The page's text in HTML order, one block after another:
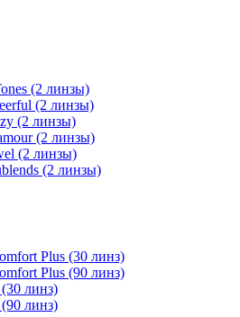
(2 линзы)
(2 линзы)
(2 линзы)
(2 линзы)
(2 линзы)
(2 линзы)
Plus (30 линз)
Plus (90 линз)
линз)
линз)